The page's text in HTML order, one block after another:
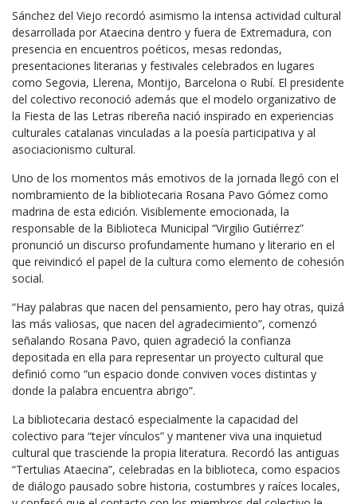
Sánchez del Viejo recordó asimismo la intensa actividad cultural
desarrollada por Ataecina dentro y fuera de Extremadura, con
presencia en encuentros poéticos, mesas redondas,
presentaciones literarias y festivales celebrados en lugares
como Segovia, Llerena, Montijo, Barcelona o Rubí. El presidente
del colectivo reconoció además que el modelo organizativo de
la Fiesta de las Letras ribereña nació inspirado en experiencias
culturales catalanas vinculadas a la poesía participativa y al
asociacionismo cultural.
Uno de los momentos más emotivos de la jornada llegó con el
nombramiento de la bibliotecaria Rosana Pavo Gómez como
madrina de esta edición. Visiblemente emocionada, la
responsable de la Biblioteca Municipal “Virgilio Gutiérrez”
pronunció un discurso profundamente humano y literario en el
que reivindicó el papel de la cultura como elemento de cohesión
social.
“Hay palabras que nacen del pensamiento, pero hay otras, quizá
las más valiosas, que nacen del agradecimiento”, comenzó
señalando Rosana Pavo, quien agradeció la confianza
depositada en ella para representar un proyecto cultural que
definió como “un espacio donde conviven voces distintas y
donde la palabra encuentra abrigo”.
La bibliotecaria destacó especialmente la capacidad del
colectivo para “tejer vínculos” y mantener viva una inquietud
cultural que trasciende la propia literatura. Recordó las antiguas
“Tertulias Ataecina”, celebradas en la biblioteca, como espacios
de diálogo pausado sobre historia, costumbres y raíces locales,